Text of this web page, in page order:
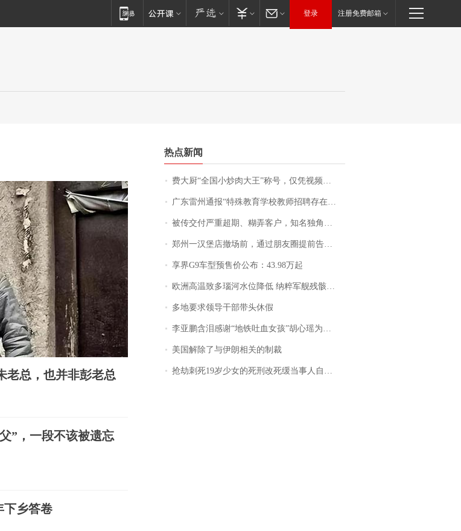
登录 注册免费邮箱
老总，也并非彭老总
”，一段不该被遗忘
下乡答卷
热点新闻
费大厨“全国小炒肉大王”称号，仅凭视频评出？中国烹饪协会回应
广东雷州通报“特殊教育学校教师招聘存在违规行为”：已启动问责程序 副校长被停职
被传交付严重超期、糊弄客户，知名独角兽车企创始人回应：都没证据，将依法采取措施，“本人长期与美国交管局保持沟通，对方表示肯定”
郑州一汉堡店撤场前，通过朋友圈提前告知逐一退费，有顾客仅剩1元也全被退回，分文不少；顾客：言而有信，让人感动
享界G9车型预售价公布：43.98万起
欧洲高温致多瑙河水位降低 纳粹军舰残骸重见天日
多地要求领导干部带头休假
李亚鹏含泪感谢“地铁吐血女孩”胡心瑶为嫣然天使捐99999元：这份捐赠太沉重，尊重其捐赠意愿，个人向胡心瑶和她的病友之家各捐赠99999元
美国解除了与伊朗相关的制裁
抢劫刺死19岁少女的死刑改死缓当事人自述：出狱11年间始终刻意躲避被害人家属